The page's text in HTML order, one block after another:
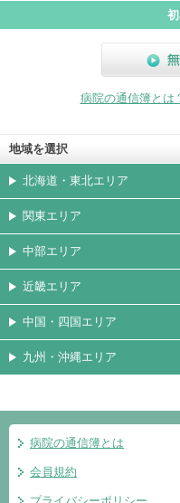
病院の通信簿とは
地域を選択
北海道・東北エリア
関東エリア
中部エリア
近畿エリア
中国・四国エリア
九州・沖縄エリア
病院の通信簿とは
会員規約